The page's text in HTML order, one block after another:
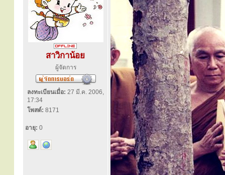
สาวิกาน้อย
ผู้จัดการ
ลงทะเบียนเมื่อ: 27 มี.ค. 2006,
17:34
โพสต์: 8171
อายุ: 0